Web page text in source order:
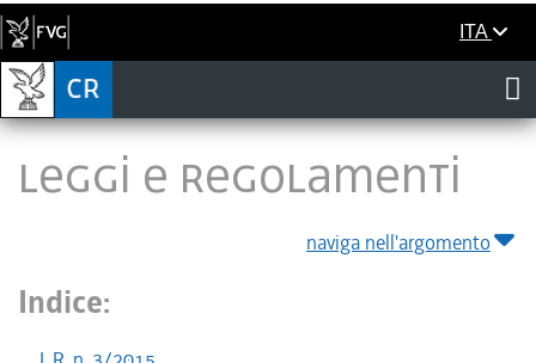
ITA
LEGGI E REGOLAMENTI
naviga nell'argomento
Indice: